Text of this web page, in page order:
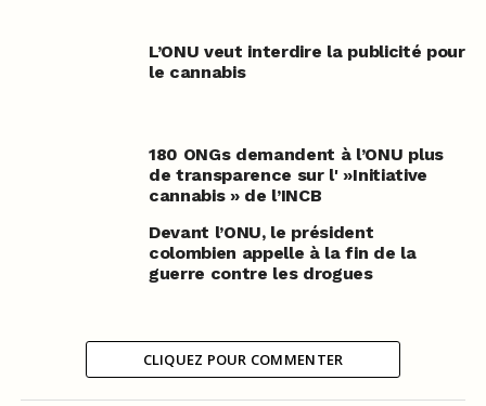
L’ONU veut interdire la publicité pour
le cannabis
180 ONGs demandent à l’ONU plus
de transparence sur l' »Initiative
cannabis » de l’INCB
Devant l’ONU, le président
colombien appelle à la fin de la
guerre contre les drogues
CLIQUEZ POUR COMMENTER